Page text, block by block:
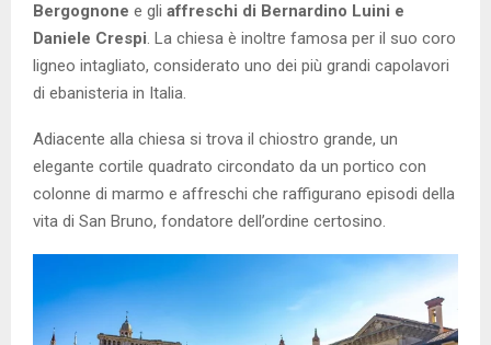
Bergognone e gli affreschi di Bernardino Luini e
Daniele Crespi. La chiesa è inoltre famosa per il suo coro
ligneo intagliato, considerato uno dei più grandi capolavori
di ebanisteria in Italia.
Adiacente alla chiesa si trova il chiostro grande, un
elegante cortile quadrato circondato da un portico con
colonne di marmo e affreschi che raffigurano episodi della
vita di San Bruno, fondatore dell’ordine certosino.